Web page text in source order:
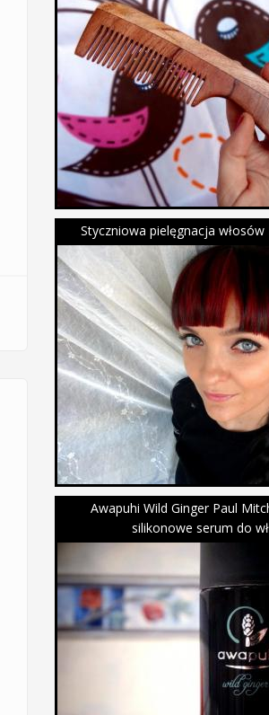
Styczniowa pielęgnacja
Awapuhi Wild Ginger Paul
silikonowe serum do